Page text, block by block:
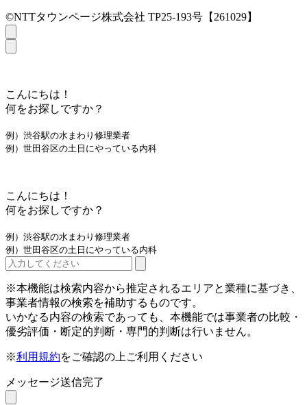
©NTTタウンページ株式会社 TP25-193号【261029】
こんにちは！
何をお探しですか？
例）渋谷駅の水まわり修理業者
例）世田谷区の土日にやっている内科
こんにちは！
何をお探しですか？
例）渋谷駅の水まわり修理業者
例）世田谷区の土日にやっている内科
※本機能は検索内容から推定されるエリアと業種に基づき、
事業者情報の検索を補助するものです。
いかなる内容の検索であっても、本機能では事業者の比較・
優劣評価・断定的判断・専門的判断は行いません。
※利用規約をご確認の上ご利用ください
メッセージ送信完了